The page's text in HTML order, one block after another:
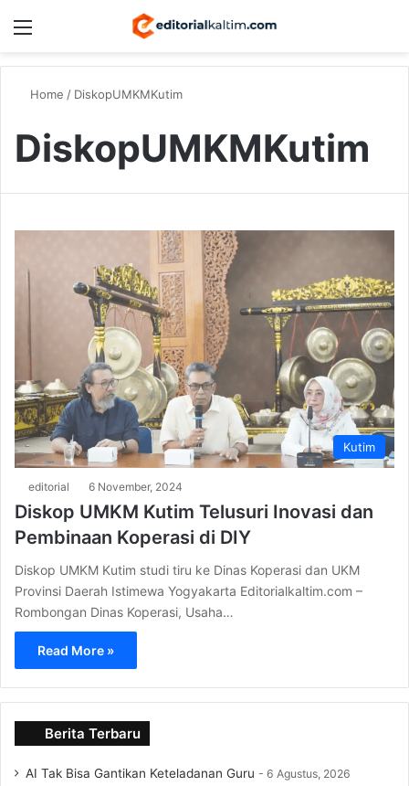
Home / DiskopUMKMKutim
DiskopUMKMKutim
Kutim
editorial 6 November, 2024
Diskop UMKM Kutim Telusuri Inovasi dan
Pembinaan Koperasi di DIY
Diskop UMKM Kutim studi tiru ke Dinas Koperasi dan UKM
Provinsi Daerah Istimewa Yogyakarta Editorialkaltim.com –
Rombongan Dinas Koperasi, Usaha…
Read More »
Berita Terbaru
AI Tak Bisa Gantikan Keteladanan Guru 6 Agustus, 2026